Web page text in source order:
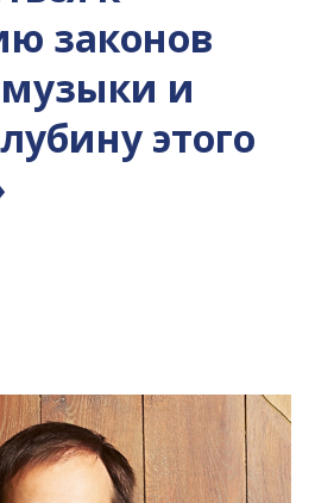
законов
и
этого